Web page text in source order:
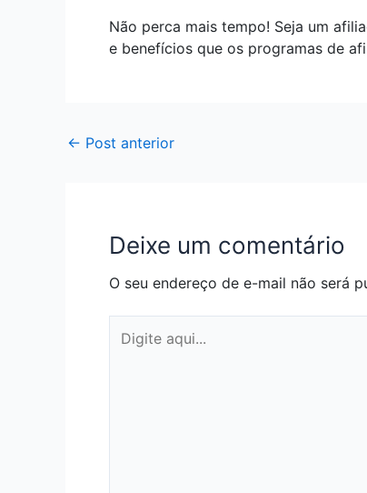
Não perca mais tempo! Seja um
e benefícios que os programas de
← Post anterior
Deixe um comentário
O seu endereço de e-mail não será
aqui...